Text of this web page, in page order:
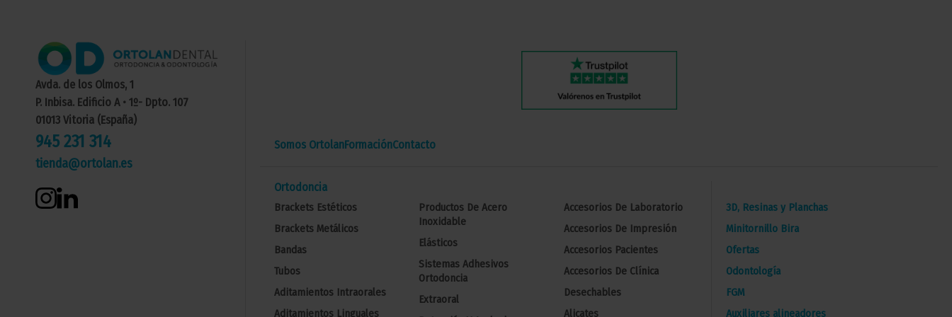
Avda. de los Olmos, 1
P. Inbisa. Edificio A • 1º- Dpto. 107
01013 Vitoria (España)
945 231 314
tienda@ortolan.es
Somos OrtolanFormaciónContacto
Ortodoncia
Brackets Estéticos
Brackets Metálicos
Bandas
Tubos
Aditamientos Intraorales
Aditamientos Linguales
Productos De Acero
Inoxidable
Elásticos
Sistemas Adhesivos
Ortodoncia
Extraoral
Accesorios De Laboratorio
Accesorios De Impresión
Accesorios Pacientes
Accesorios De Clínica
Desechables
Alicates
3D, Resinas y Planchas
Minitornillo Bira
Ofertas
Odontología
FGM
Auxiliares alineadores